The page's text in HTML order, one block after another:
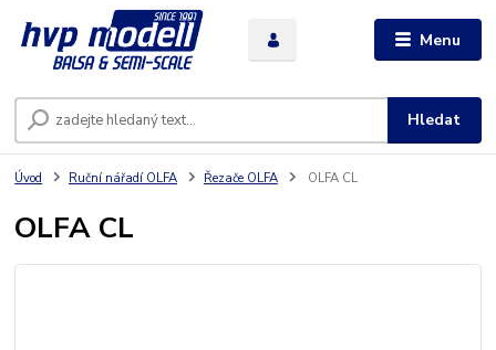
Menu
Hledat
Úvod Ruční nářadí OLFA Řezače OLFA OLFA CL
OLFA CL